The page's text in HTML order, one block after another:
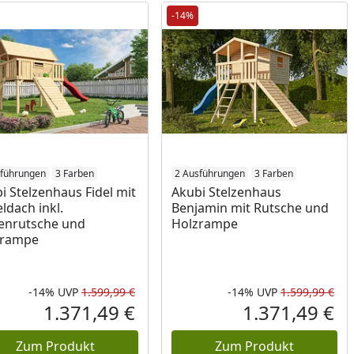
Preis
3 Farben
Stelzenhaus Fidel mit
inkl.
und
Rabatt in Prozent
-14%
Ursprünglicher Preis
UVP 1.599,99 €
Aktueller Preis
1.371,49 €
Zum Produkt
-14%
2 Ausführungen 3 Farben
Akubi Stelzenhaus
Benjamin mit Rutsche und
Holzrampe
-14% UVP 1.599,99 €
1.371,49 €
Zum Produkt